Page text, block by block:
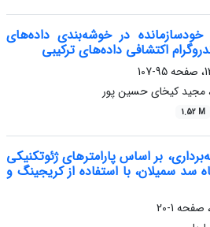
در خوشه‌بندی داده‌های
اکتشافی داده‌های ترکیبی
95-107
مجید کیخای حسین پور
1.52 M
بر اساس پارامتر‌های ژئوتکنیکی
سمیلان، با استفاده از کریجینگ و
1-20